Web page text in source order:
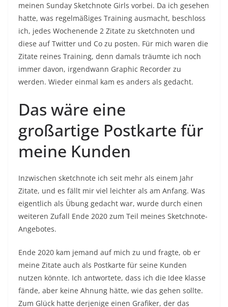
meinen Sunday Sketchnote Girls vorbei. Da ich gesehen
hatte, was regelmäßiges Training ausmacht, beschloss
ich, jedes Wochenende 2 Zitate zu sketchnoten und
diese auf Twitter und Co zu posten. Für mich waren die
Zitate reines Training, denn damals träumte ich noch
immer davon, irgendwann Graphic Recorder zu
werden. Wieder einmal kam es anders als gedacht.
Das wäre eine
großartige Postkarte für
meine Kunden
Inzwischen sketchnote ich seit mehr als einem Jahr
Zitate, und es fällt mir viel leichter als am Anfang. Was
eigentlich als Übung gedacht war, wurde durch einen
weiteren Zufall Ende 2020 zum Teil meines Sketchnote-
Angebotes.
Ende 2020 kam jemand auf mich zu und fragte, ob er
meine Zitate auch als Postkarte für seine Kunden
nutzen könnte. Ich antwortete, dass ich die Idee klasse
fände, aber keine Ahnung hätte, wie das gehen sollte.
Zum Glück hatte derjenige einen Grafiker, der das